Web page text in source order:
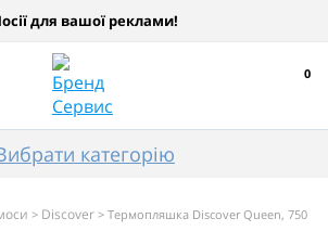
для вашої реклами!
0
категорію
> Discover > Термопляшка Discover Queen, 750